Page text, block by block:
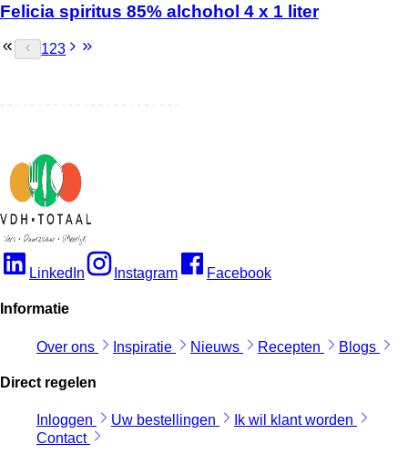
Felicia spiritus 85% alchohol 4 x 1 liter
123
LinkedIn Instagram Facebook
Informatie
Over ons Inspiratie Nieuws Recepten Blogs
Direct regelen
Inloggen Uw bestellingen
Ik wil klant worden
Contact